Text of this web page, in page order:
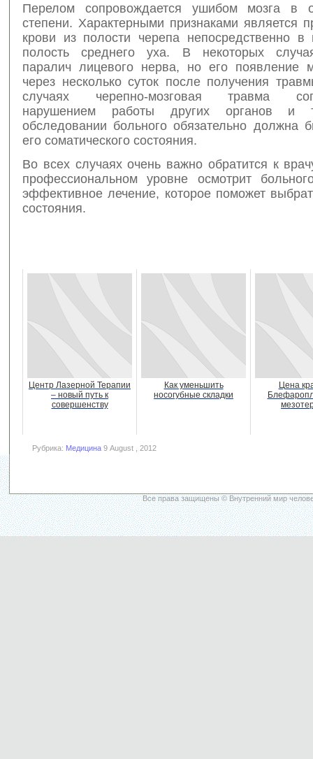
Перелом сопровождается ушибом мозга в
степени. Характерными признаками является
крови из полости черепа непосредственно в
полость среднего уха. В некоторых
паралич лицевого нерва, но его появление
через несколько суток после получения
случаях черепно-мозговая травма
нарушением работы других органов и
обследовании больного обязательно должна
его соматического состояния.
Во всех случаях очень важно обратится к
профессиональном уровне осмотрит
эффективное лечение, которое поможет
состояния.
Центр Лазерной Терапии
– новый путь к
совершенству
Как уменьшить
носогубные складки
Цена
Рубрика: Медицина 9 August , 2012
Все права защищены © Внутренний мир